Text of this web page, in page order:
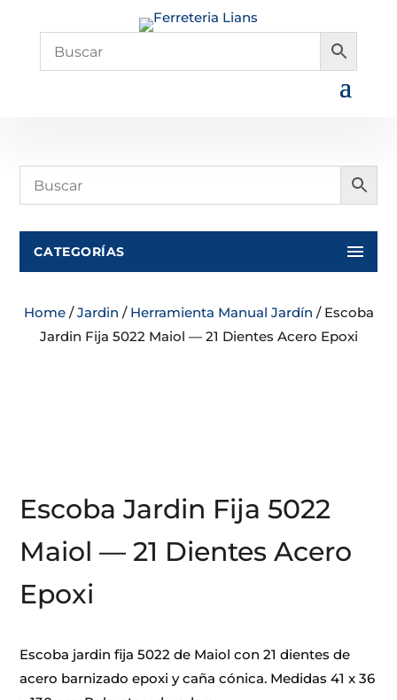
CATEGORÍAS
Home/Jardin / Herramienta Manual Jardín / Escoba
Jardin Fija 5022 Maiol — 21 Dientes Acero Epoxi
Escoba Jardin Fija 5022
Maiol — 21 Dientes Acero
Epoxi
Escoba jardin fija 5022 de Maiol con 21 dientes de
acero barnizado epoxi y caña cónica. Medidas 41 x 36